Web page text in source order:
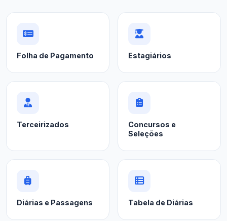
Folha de Pagamento Estagiários
Terceirizados
Concursos e
Seleções
Diárias e Passagens Tabela de Diárias